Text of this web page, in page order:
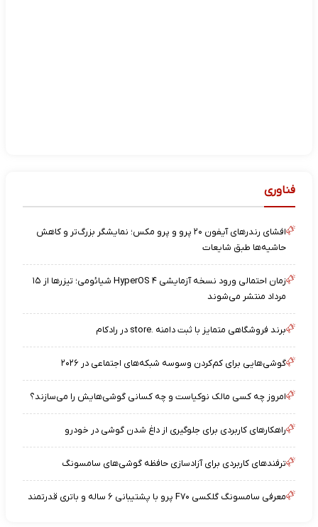
فناوری
افشای رندرهای آیفون ۲۰ پرو و پرو مکس؛ نمایشگر بزرگ‌تر و کاهش
حاشیه‌ها طبق شایعات
زمان احتمالی ورود نسخه آزمایشی HyperOS ۴ شیائومی؛ تیزرها از ۱۵
مرداد منتشر می‌شوند
برند فروشگاهی متمایز با ثبت دامنه .store در رادکام
گوشی‌هایی برای کم‌کردن وسوسه شبکه‌های اجتماعی در ۲۰۲۶
امروز چه کسی مالک نوکیاست و چه کسانی گوشی‌هایش را می‌سازند؟
راهکارهای کاربردی برای جلوگیری از داغ شدن گوشی در خودرو
ترفندهای کاربردی برای آزادسازی حافظه گوشی‌های سامسونگ
معرفی سامسونگ گلکسی F۷۰ پرو با پشتیبانی ۶ ساله و باتری قدرتمند